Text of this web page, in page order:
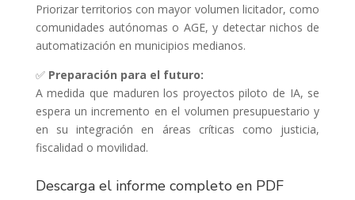
Priorizar territorios con mayor volumen licitador, como
comunidades autónomas o AGE, y detectar nichos de
automatización en municipios medianos.
✅ Preparación para el futuro:
A medida que maduren los proyectos piloto de IA, se
espera un incremento en el volumen presupuestario y
en su integración en áreas críticas como justicia,
fiscalidad o movilidad.
Descarga el informe completo en PDF